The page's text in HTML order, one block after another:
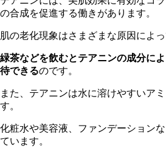
の合成を促進する働きがあります。
肌の老化現象はさまざまな原因によっ
緑茶などを飲むとテアニンの成分に
待できるのです。
ま た、テアニンは水に溶けやすいア
す。
化粧水や美容液、ファンデーション
ています。